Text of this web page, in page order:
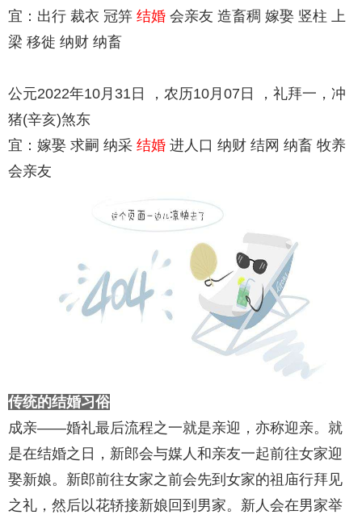
宜：出行 裁衣 冠笄 结婚 会亲友 造畜稠 嫁娶 竖柱 上
梁 移徙 纳财 纳畜
公元2022年10月31日 ，农历10月07日 ，礼拜一，冲
猪(辛亥)煞东
宜：嫁娶 求嗣 纳采 结婚 进人口 纳财 结网 纳畜 牧养
会亲友
传统的结婚习俗
成亲——婚礼最后流程之一就是亲迎，亦称迎亲。就
是在结婚之日，新郎会与媒人和亲友一起前往女家迎
娶新娘。新郎前往女家之前会先到女家的祖庙行拜见
之礼，然后以花轿接新娘回到男家。新人会在男家举